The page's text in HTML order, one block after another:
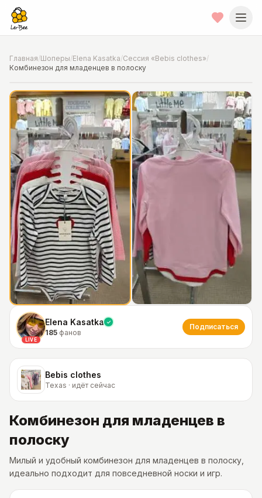
Главная/Шоперы/Elena Kasatka/Сессия «Bebis clothes»/
Комбинезон для младенцев в полоску
📍Фото от шопера·Texas
LIVE
Elena Kasatka
185 фанов
Подписаться
Bebis clothes
Texas · идёт сейчас
Комбинезон для младенцев в
полоску
Милый и удобный комбинезон для младенцев в полоску,
идеально подходит для повседневной носки и игр.